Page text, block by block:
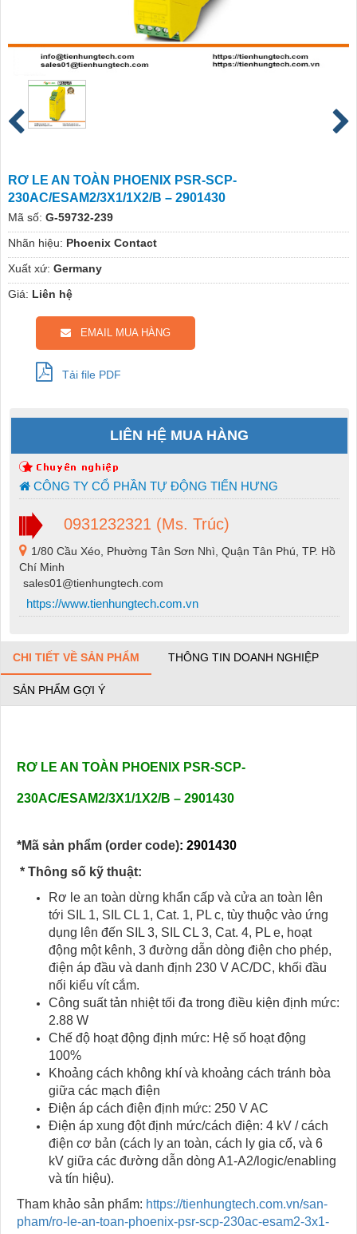
RƠ LE AN TOÀN PHOENIX PSR-SCP-
230AC/ESAM2/3X1/1X2/B – 2901430
Mã số: G-59732-239
Nhãn hiệu: Phoenix Contact
Xuất xứ: Germany
Giá: Liên hệ
EMAIL MUA HÀNG
Tải file PDF
LIÊN HỆ MUA HÀNG
CÔNG TY CỔ PHẦN TỰ ĐỘNG TIẾN HƯNG
0931232321 (Ms. Trúc)
1/80 Cầu Xéo, Phường Tân Sơn Nhì, Quận Tân Phú, TP. Hồ
Chí Minh
sales01@tienhungtech.com
https://www.tienhungtech.com.vn
CHI TIẾT VỀ SẢN PHẨM THÔNG TIN DOANH NGHIỆP
SẢN PHẨM GỢI Ý
RƠ LE AN TOÀN PHOENIX PSR-SCP-
230AC/ESAM2/3X1/1X2/B – 2901430
*Mã sản phẩm (order code): 2901430
* Thông số kỹ thuật:
Rơ le an toàn dừng khẩn cấp và cửa an toàn lên
tới SIL 1, SIL CL 1, Cat. 1, PL c, tùy thuộc vào ứng
dụng lên đến SIL 3, SIL CL 3, Cat. 4, PL e, hoạt
động một kênh, 3 đường dẫn dòng điện cho phép,
điện áp đầu và danh định 230 V AC/DC, khối đầu
nối kiểu vít cắm.
Công suất tản nhiệt tối đa trong điều kiện định mức:
2.88 W
Chế độ hoạt động định mức: Hệ số hoạt động
100%
Khoảng cách không khí và khoảng cách tránh bòa
giữa các mạch điện
Điện áp cách điện định mức: 250 V AC
Điện áp xung đột định mức/cách điện: 4 kV / cách
điện cơ bản (cách ly an toàn, cách ly gia cố, và 6
kV giữa các đường dẫn dòng A1-A2/logic/enabling
và tín hiệu).
Tham khảo sản phẩm: https://tienhungtech.com.vn/san-
pham/ro-le-an-toan-phoenix-psr-scp-230ac-esam2-3x1-